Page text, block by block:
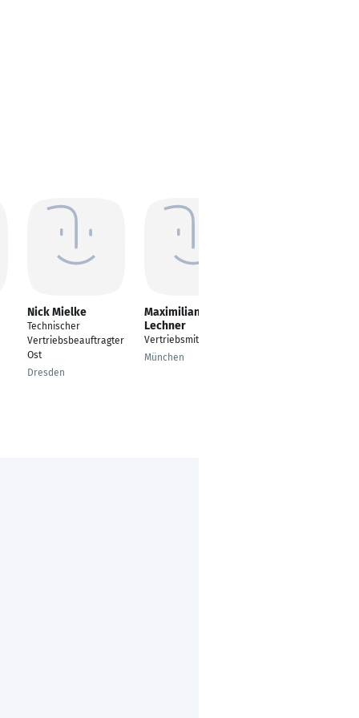
Nick Mielke
Technischer
Vertriebsbeauftragter
Ost
Dresden
Maximilian
Lechner
Vertriebsmitarbeiter
München